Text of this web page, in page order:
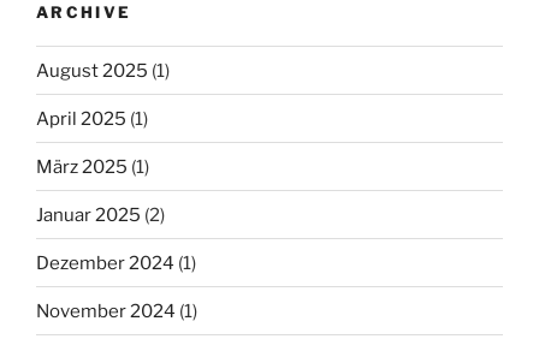
ARCHIVE
August 2025 (1)
April 2025 (1)
März 2025 (1)
Januar 2025 (2)
Dezember 2024 (1)
November 2024 (1)